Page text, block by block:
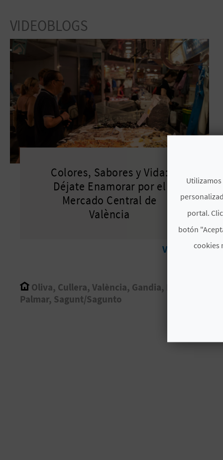
VIDEOBLOGS
Colores, Sabores y Vida:
Déjate Enamorar por el
Mercado Central de
València
Ver más
Oliva, Cullera, València, Gandia, El
Palmar, Sagunt/Sagunto
portal.
botón
cookies